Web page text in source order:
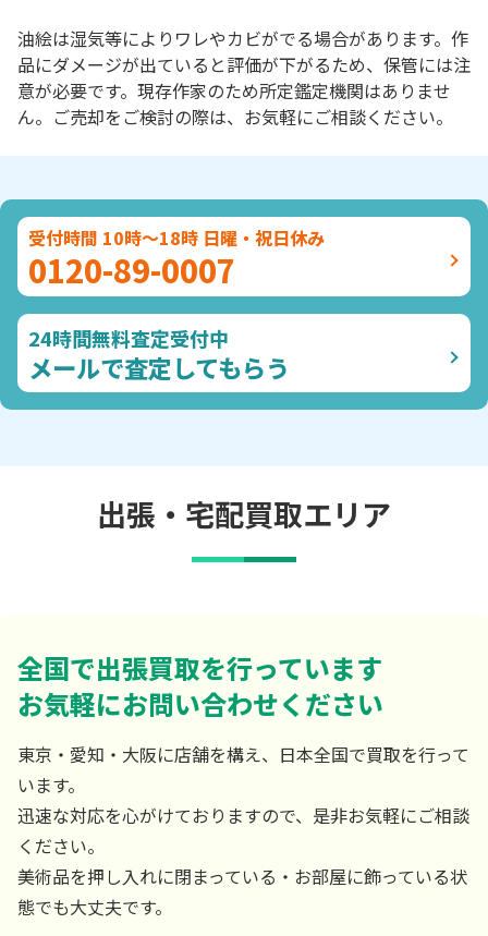
油絵は湿気等によりワレやカビがでる場合があります。作
品にダメージが出ていると評価が下がるため、保管には注
意が必要です。現存作家のため所定鑑定機関はありませ
ん。ご売却をご検討の際は、お気軽にご相談ください。
受付時間 10時～18時 日曜・祝日休み
0120-89-0007
24時間無料査定受付中
メールで査定してもらう
出張・宅配買取エリア
全国で出張買取を行っています
お気軽にお問い合わせください
東京・愛知・大阪に店舗を構え、日本全国で買取を行って
います。
迅速な対応を心がけておりますので、是非お気軽にご相談
ください。
美術品を押し入れに閉まっている・お部屋に飾っている状
態でも大丈夫です。